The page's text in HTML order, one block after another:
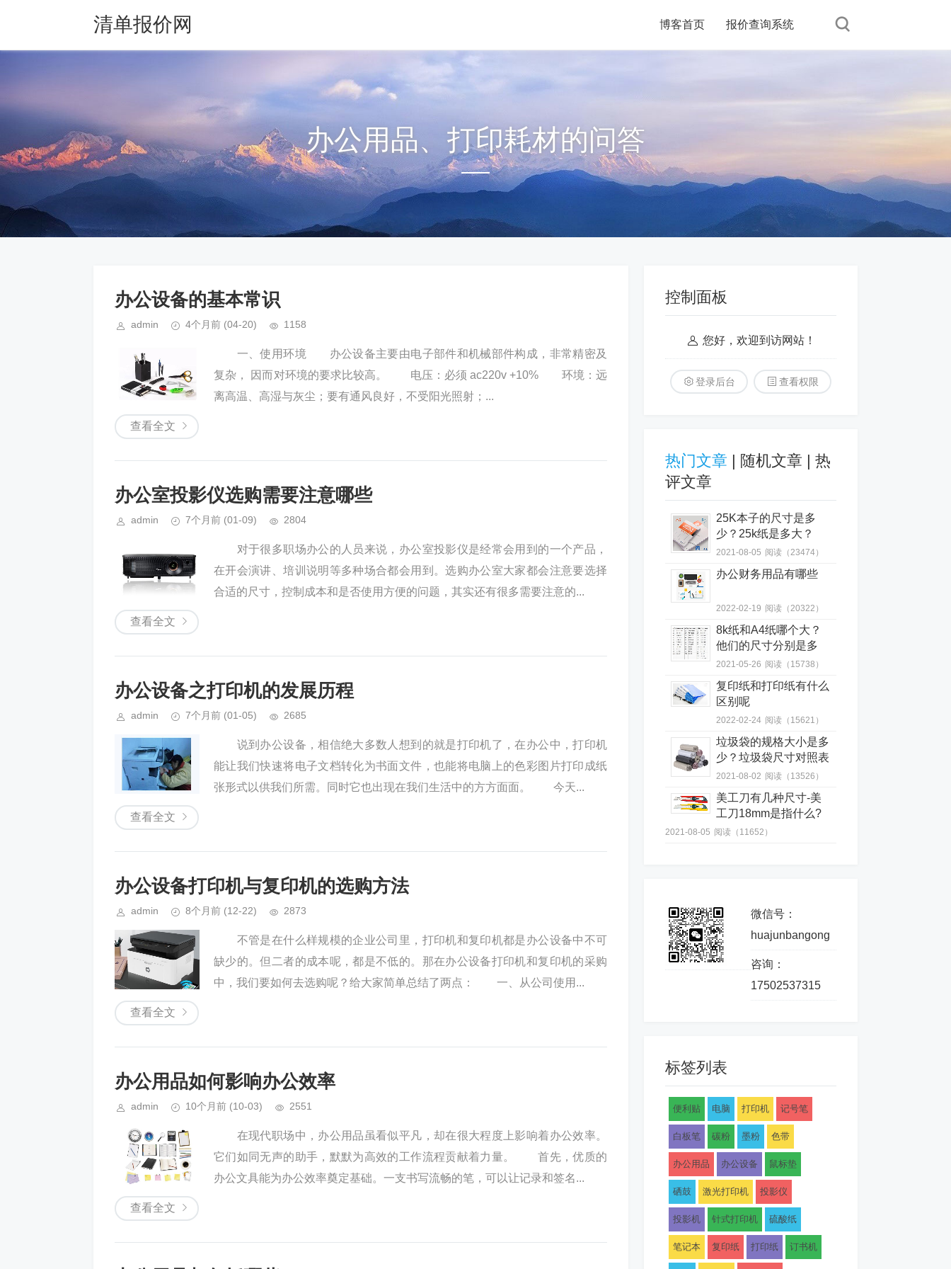
清单报价网 博客首页 报价查询系统
办公用品、打印耗材的问答
办公设备的基本常识
admin 4个月前 (04-20) 1158
一、使用环境 办公设备主要由电子部件和机械部件构成，非常精密及
复杂， 因而对环境的要求比较高。 电压：必须 ac220v +10% 环境：远
离高温、高湿与灰尘；要有通风良好，不受阳光照射；...
查看全文
办公室投影仪选购需要注意哪些
admin 7个月前 (01-09) 2804
对于很多职场办公的人员来说，办公室投影仪是经常会用到的一个产品，
在开会演讲、培训说明等多种场合都会用到。选购办公室大家都会注意要选择
合适的尺寸，控制成本和是否使用方便的问题，其实还有很多需要注意的...
查看全文
办公设备之打印机的发展历程
admin 7个月前 (01-05) 2685
说到办公设备，相信绝大多数人想到的就是打印机了，在办公中，打印机
能让我们快速将电子文档转化为书面文件，也能将电脑上的色彩图片打印成纸
张形式以供我们所需。同时它也出现在我们生活中的方方面面。 今天...
查看全文
办公设备打印机与复印机的选购方法
admin 8个月前 (12-22) 2873
不管是在什么样规模的企业公司里，打印机和复印机都是办公设备中不可
缺少的。但二者的成本呢，都是不低的。那在办公设备打印机和复印机的采购
中，我们要如何去选购呢？给大家简单总结了两点： 一、从公司使用...
查看全文
办公用品如何影响办公效率
admin 10个月前 (10-03) 2551
在现代职场中，办公用品虽看似平凡，却在很大程度上影响着办公效率。
它们如同无声的助手，默默为高效的工作流程贡献着力量。 首先，优质的
办公文具能为办公效率奠定基础。一支书写流畅的笔，可以让记录和签名...
查看全文
控制面板
您好，欢迎到访网站！
登录后台 查看权限
热门文章 | 随机文章 | 热
评文章
25K本子的尺寸是多
少？25k纸是多大？
2021-08-05 阅读（23474）
办公财务用品有哪些
2022-02-19 阅读（20322）
8k纸和A4纸哪个大？
他们的尺寸分别是多
少？
2021-05-26 阅读（15738）
复印纸和打印纸有什么
区别呢
2022-02-24 阅读（15621）
垃圾袋的规格大小是多
少？垃圾袋尺寸对照表
2021-08-02 阅读（13526）
美工刀有几种尺寸-美
工刀18mm是指什么?
2021-08-05 阅读（11652）
微信号：
huajunbangong
咨询：
17502537315
标签列表
便利贴 电脑 打印机 记号笔
白板笔 碳粉 墨粉 色带
办公用品 办公设备 鼠标垫
硒鼓 激光打印机 投影仪
投影机 针式打印机 硫酸纸
笔记本 复印纸 打印纸 订书机